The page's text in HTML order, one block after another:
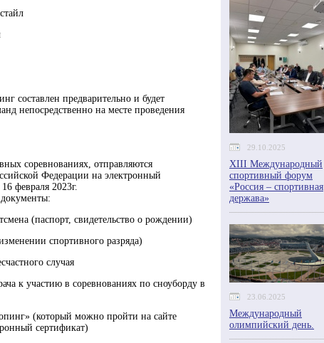
составлен предварительно и будет
непосредственно на месте проведения
соревнованиях, отправляются
Федерации на электронный
февраля 2023г.
(паспорт, свидетельство о рождении)
спортивного разряда)
случая
к участию в соревнованиях по сноуборду в
(который можно пройти на сайте
сертификат)
29.10.2025
XIII Международный
спортивный форум
«Россия – спортивная
держава»
23.06.2025
Международный
олимпийский день.